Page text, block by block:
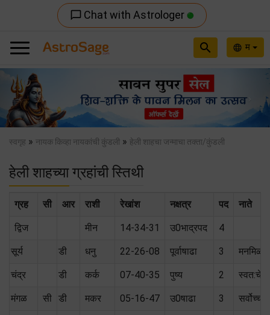
chat_bubble_outline Chat with Astrologer
language म
search
Previous
स्वगृह » नायक किव्हा नायकांची कुंडली » हेली शाहचा जन्माचा तक्ता/कुंडली
हेली शाहच्या ग्रहांची स्तिथी
ग्रह सी आर राशी रेखांश नक्षत्र पद नाते
द्विज मीन 14-34-31 उ0भाद्रपद 4
सूर्य डी धनु 22-26-08 पूर्वाषाढा 3
चंद्र डी कर्क 07-40-35 पुष्य 2 स्वत:चे
मंगळ सी डी मकर 05-16-47 उ0षाढा 3 सर्वोच्च